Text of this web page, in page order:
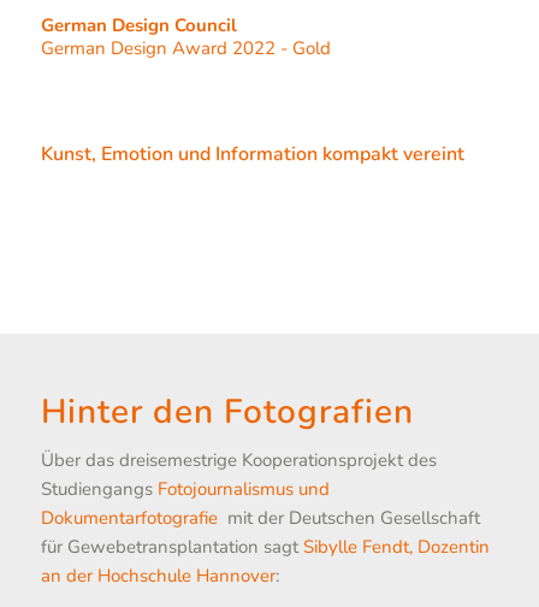
German Design Council
German Design Award 2022 - Gold
Kunst, Emotion und Information kompakt vereint
Hinter den Fotografien
Über das dreisemestrige Kooperationsprojekt des
Studiengangs Fotojournalismus und
Dokumentarfotografie mit der Deutschen Gesellschaft
für Gewebetransplantation sagtSibylle Fendt, Dozentin
an der Hochschule Hannover: